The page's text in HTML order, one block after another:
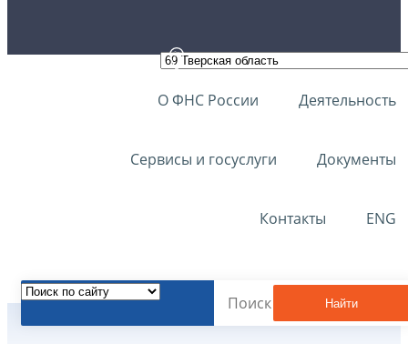
О ФНС России Деятельность
Сервисы и госуслуги Документы
Контакты ENG
Найти